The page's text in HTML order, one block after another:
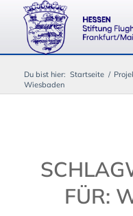
Du bist hier: Startseite /
Wiesbaden
FÜR: